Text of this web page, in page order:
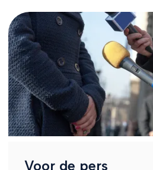
Voor de pers